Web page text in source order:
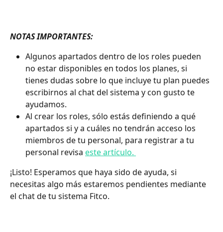
NOTAS IMPORTANTES:
Algunos apartados dentro de los roles pueden
no estar disponibles en todos los planes, si
tienes dudas sobre lo que incluye tu plan puedes
escribirnos al chat del sistema y con gusto te
ayudamos.
Al crear los roles, sólo estás definiendo a qué
apartados si y a cuáles no tendrán acceso los
miembros de tu personal, para registrar a tu
personal revisa este artículo.
¡Listo! Esperamos que haya sido de ayuda, si
necesitas algo más estaremos pendientes mediante
el chat de tu sistema Fitco.